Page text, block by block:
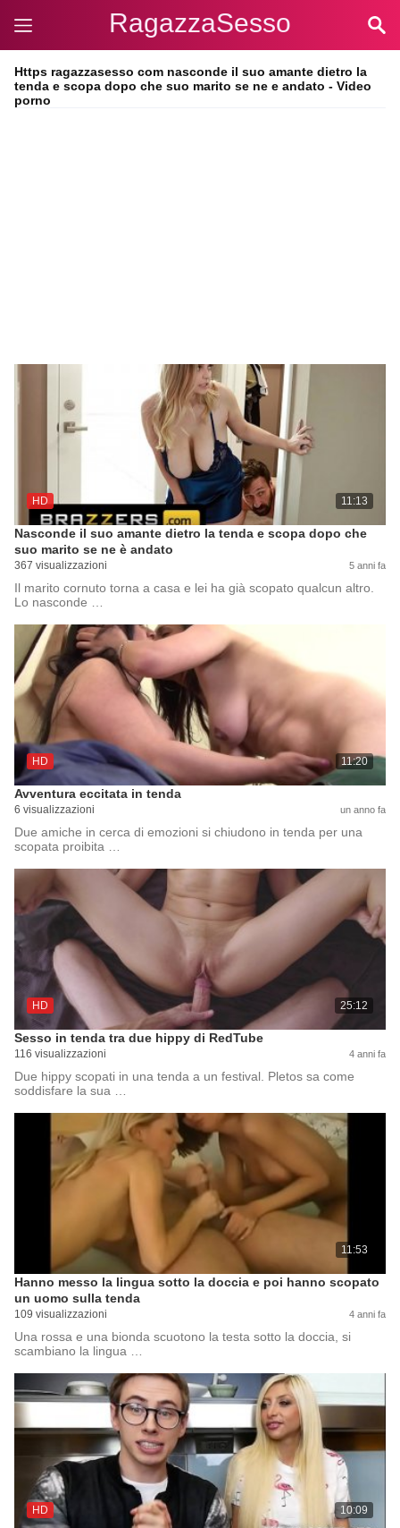
RagazzaSesso
Https ragazzasesso com nasconde il suo amante dietro la
tenda e scopa dopo che suo marito se ne e andato - Video
porno
HD 11:13
Nasconde il suo amante dietro la tenda e scopa dopo che
suo marito se ne è andato
367 visualizzazioni 5 anni fa
Il marito cornuto torna a casa e lei ha già scopato qualcun altro.
Lo nasconde …
HD 11:20
Avventura eccitata in tenda
6 visualizzazioni un anno fa
Due amiche in cerca di emozioni si chiudono in tenda per una
scopata proibita …
HD 25:12
Sesso in tenda tra due hippy di RedTube
116 visualizzazioni 4 anni fa
Due hippy scopati in una tenda a un festival. Pletos sa come
soddisfare la sua …
11:53
Hanno messo la lingua sotto la doccia e poi hanno scopato
un uomo sulla tenda
109 visualizzazioni 4 anni fa
Una rossa e una bionda scuotono la testa sotto la doccia, si
scambiano la lingua …
HD 10:09